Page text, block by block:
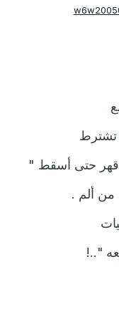
تشترط
قهر حتى أسقط "
ألم .
"..!